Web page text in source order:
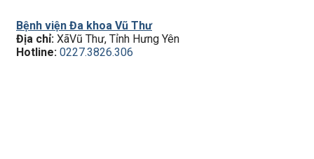
Bệnh viện Đa khoa Vũ Thư
Địa chỉ: XãVũ Thư, Tỉnh Hưng Yên
Hotline: 0227.3826.306